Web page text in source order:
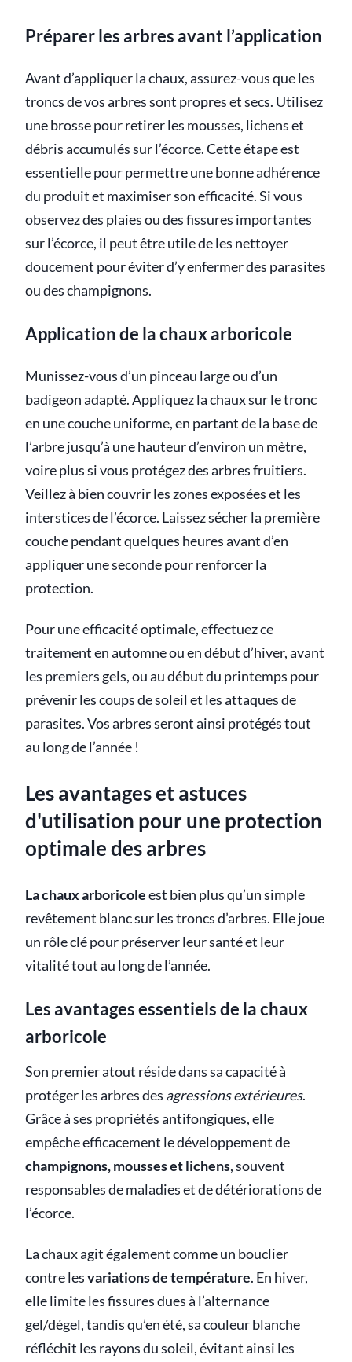
Préparer les arbres avant l’application
Avant d’appliquer la chaux, assurez-vous que les
troncs de vos arbres sont propres et secs. Utilisez
une brosse pour retirer les mousses, lichens et
débris accumulés sur l’écorce. Cette étape est
essentielle pour permettre une bonne adhérence
du produit et maximiser son efficacité. Si vous
observez des plaies ou des fissures importantes
sur l’écorce, il peut être utile de les nettoyer
doucement pour éviter d’y enfermer des parasites
ou des champignons.
Application de la chaux arboricole
Munissez-vous d’un pinceau large ou d’un
badigeon adapté. Appliquez la chaux sur le tronc
en une couche uniforme, en partant de la base de
l’arbre jusqu’à une hauteur d’environ un mètre,
voire plus si vous protégez des arbres fruitiers.
Veillez à bien couvrir les zones exposées et les
interstices de l’écorce. Laissez sécher la première
couche pendant quelques heures avant d’en
appliquer une seconde pour renforcer la
protection.
Pour une efficacité optimale, effectuez ce
traitement en automne ou en début d’hiver, avant
les premiers gels, ou au début du printemps pour
prévenir les coups de soleil et les attaques de
parasites. Vos arbres seront ainsi protégés tout
au long de l’année !
Les avantages et astuces
d'utilisation pour une protection
optimale des arbres
La chaux arboricoleest bien plus qu’un simple
revêtement blanc sur les troncs d’arbres. Elle joue
un rôle clé pour préserver leur santé et leur
vitalité tout au long de l’année.
Les avantages essentiels de la chaux
arboricole
Son premier atout réside dans sa capacité à
protéger les arbres des agressions extérieures.
Grâce à ses propriétés antifongiques, elle
empêche efficacement le développement de
champignons, mousses et lichens, souvent
responsables de maladies et de détériorations de
l’écorce.
La chaux agit également comme un bouclier
contre lesvariations de température. En hiver,
elle limite les fissures dues à l’alternance
gel/dégel, tandis qu’en été, sa couleur blanche
réfléchit les rayons du soleil, évitant ainsi les